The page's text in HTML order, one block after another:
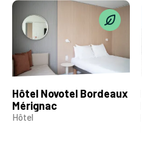
Hôtel Novotel Bordeaux
Mérignac
Hôtel